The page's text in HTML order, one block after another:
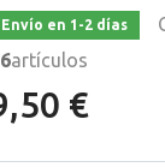
Envío en 1-2 días
artículos
€